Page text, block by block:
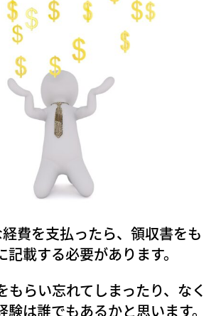
費を支払ったら、領収書をも
記載する必要があります。
もらい忘れてしまったり、なく
験は誰でもあるかと思います。